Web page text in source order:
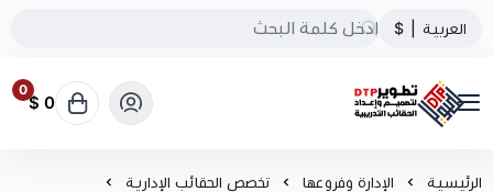
العربية $
تطوير الحقائب التدريبية
0
0 $
الرئيسية الإدارة وفروعها
تخصص الحقائب الإدارية